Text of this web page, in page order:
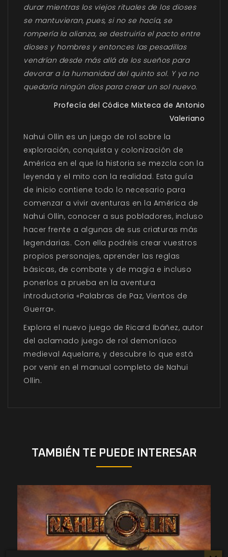
durar mientras los viejos rituales de los dioses
se mantuvieran, pues, si no se hacía, se
rompería la alianza, se destruiría el pacto entre
dioses y hombres y entonces las pesadillas
vendrían desde más allá de los sueños para
devorar a la humanidad del quinto sol. Y ya no
quedaría ningún dios para crear un sol nuevo.
Profecía del Códice Mixteca de Antonio
Valeriano
Nahui Ollin es un juego de rol sobre la
exploración, conquista y colonización de
América en el que la historia se mezcla con la
leyenda y el mito con la realidad. Esta guía
de inicio contiene todo lo necesario para
comenzar a vivir aventuras en la América de
Nahui Ollin, conocer a sus pobladores, incluso
hacer frente a algunas de sus criaturas más
legendarias. Con ella podréis crear vuestros
propios personajes, aprender las reglas
básicas, de combate y de magia e incluso
ponerlos a prueba en la aventura
introductoria «Palabras de Paz, Vientos de
Guerra».
Explora el nuevo juego de Ricard Ibáñez, autor
del aclamado juego de rol demoníaco
medieval Aquelarre, y descubre lo que está
por venir en el manual completo de Nahui
Ollin.
TAMBIÉN TE PUEDE INTERESAR